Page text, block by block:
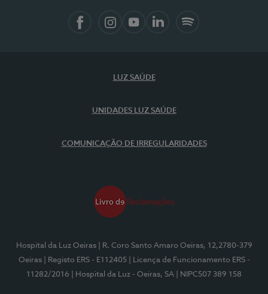
LUZ SAÚDE
UNIDADES LUZ SAÚDE
COMUNICAÇÃO DE IRREGULARIDADES
Hospital da Luz Oeiras
| R. Coro Santo Amaro Oeiras, 12,2780-379
Oeiras
| Registo ERS - E112405
| Licença de Funcionamento ERS -
11282/2016
| Hospital da Luz - Oeiras, SA | NIPC507 389 158